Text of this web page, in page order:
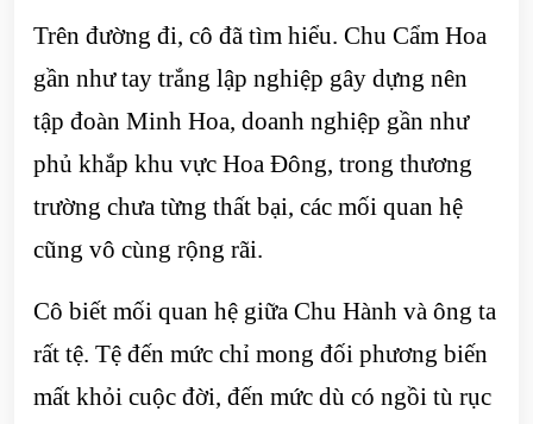
Trên đường đi, cô đã tìm hiểu. Chu Cẩm Hoa
gần như tay trắng lập nghiệp gây dựng nên
tập đoàn Minh Hoa, doanh nghiệp gần như
phủ khắp khu vực Hoa Đông, trong thương
trường chưa từng thất bại, các mối quan hệ
cũng vô cùng rộng rãi.
Cô biết mối quan hệ giữa Chu Hành và ông ta
rất tệ. Tệ đến mức chỉ mong đối phương biến
mất khỏi cuộc đời, đến mức dù có ngồi tù rục